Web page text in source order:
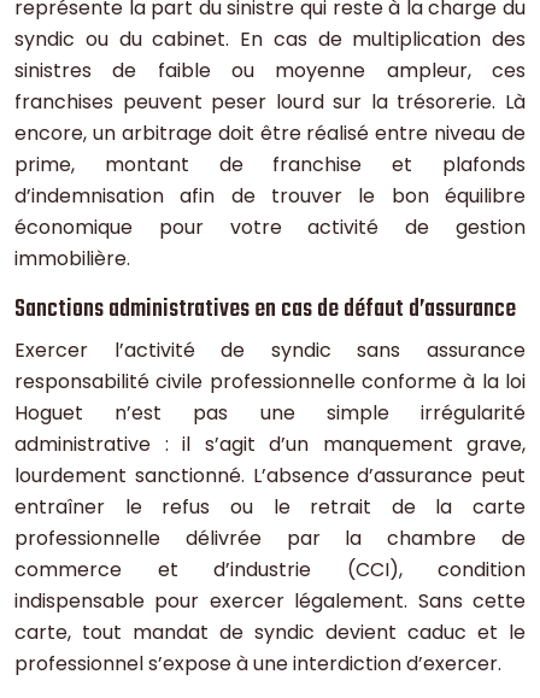
représente la part du sinistre qui reste à la charge du
syndic ou du cabinet. En cas de multiplication des
sinistres de faible ou moyenne ampleur, ces
franchises peuvent peser lourd sur la trésorerie. Là
encore, un arbitrage doit être réalisé entre niveau de
prime, montant de franchise et plafonds
d’indemnisation afin de trouver le bon équilibre
économique pour votre activité de gestion
immobilière.
Sanctions administratives en cas de défaut d’assurance
Exercer l’activité de syndic sans assurance
responsabilité civile professionnelle conforme à la loi
Hoguet n’est pas une simple irrégularité
administrative : il s’agit d’un manquement grave,
lourdement sanctionné. L’absence d’assurance peut
entraîner le refus ou le retrait de la carte
professionnelle délivrée par la chambre de
commerce et d’industrie (CCI), condition
indispensable pour exercer légalement. Sans cette
carte, tout mandat de syndic devient caduc et le
professionnel s’expose à une interdiction d’exercer.